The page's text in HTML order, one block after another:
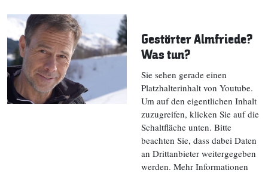
Gestörter Almfriede?
Was tun?
Sie sehen gerade einen
Platzhalterinhalt von Youtube.
Um auf den eigentlichen Inhalt
zuzugreifen, klicken Sie auf die
Schaltfläche unten. Bitte
beachten Sie, dass dabei Daten
an Drittanbieter weitergegeben
werden. Mehr Informationen